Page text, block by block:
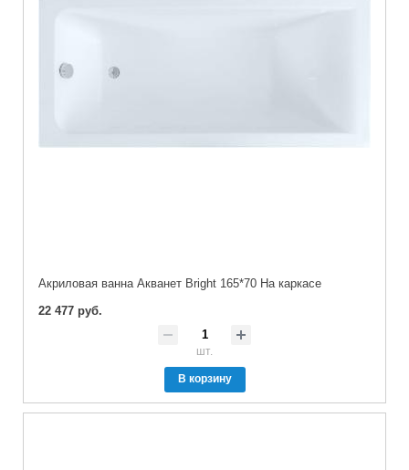
Акриловая ванна Акванет Bright 165*70 На каркасе
22 477 руб.
шт.
В корзину